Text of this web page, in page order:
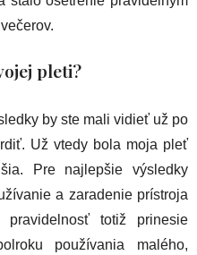
pleti?
by ste mali vidieť už po
Už vtedy bola moja pleť
Pre najlepšie výsledky
a zaradenie prístroja
totiž prinesie
používania malého,